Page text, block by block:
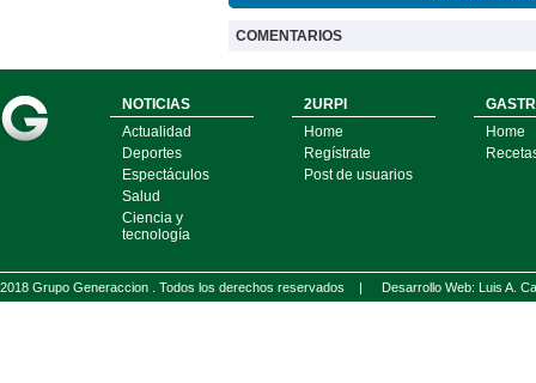
COMENTARIOS
NOTICIAS
Actualidad
Deportes
Espectáculos
Salud
Ciencia y
tecnología
2URPI
Home
Regístrate
Post de usuarios
Home
2018 Grupo Generaccion . Todos los derechos reservados | Desarrollo Web: Luis